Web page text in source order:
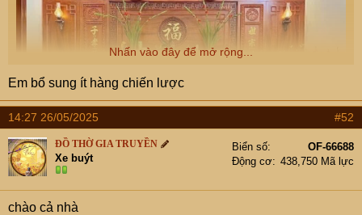
Nhấn vào đây để mở rộng...
Em bổ sung ít hàng chiến lược
14:27 26/05/2025 #52
ĐỒ THỜ GIA TRUYỀN
Xe buýt
Biển số
OF-66688
Động cơ
438,750 Mã lực
chào cả nhà